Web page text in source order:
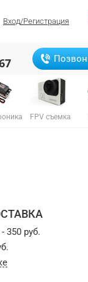
Вход/Регистрация
FPV съемка
- 350 руб.